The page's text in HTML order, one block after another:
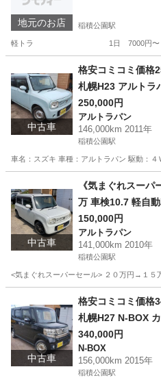
地元のお店 稲積公園駅
軽トラ 1日 7000円〜 軽自動車 コ
稲積公園駅 そ
中古車
格安コミコミ価格
札幌H23 アルトラ
250,000円
アルトラパン
146,000km 2011年
稲積公園駅
車名：スズキ 車種：アルトラパン 駆動：
稲積公園駅 ア
中古車
《気まぐれスー
万 車検10.7 軽自
ン 4WD
150,000円
アルトラパン
141,000km 2010年
稲積公園駅
<気まぐれスーパーセール> ２０万円→１５
稲積公園駅 ア
中古車
格安コミコミ価格
札幌H27 N-BOX
340,000円
N-BOX
156,000km 2015年
稲積公園駅